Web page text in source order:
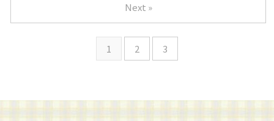
1 2 3
Next »